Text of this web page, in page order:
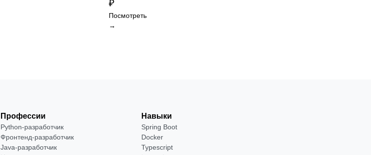
₽
Посмотреть
→
Профессии
Python-разработчик
Фронтенд-разработчик
Java-разработчик
Навыки
Spring Boot
Docker
Typescript